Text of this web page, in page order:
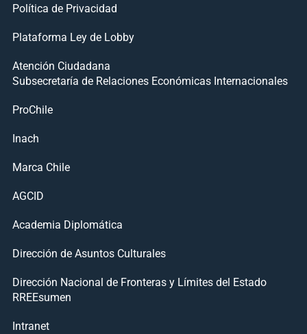
Política de Privacidad
Plataforma Ley de Lobby
Atención Ciudadana
Subsecretaría de Relaciones Económicas Internacionales
ProChile
Inach
Marca Chile
AGCID
Academia Diplomática
Dirección de Asuntos Culturales
Dirección Nacional de Fronteras y Límites del Estado
RREEsumen
Intranet